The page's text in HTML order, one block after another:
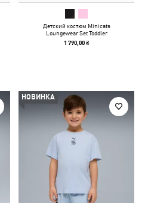
Детский костюм Minicats
Loungewear Set Toddler
1 790,00 ₴
НОВИНКА